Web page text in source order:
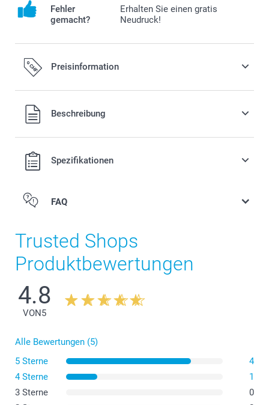
Fehler
gemacht?
Erhalten Sie einen gratis
Neudruck!
Preisinformation
Alle Preise verstehen sich in Schweizer Franken (CHF) inkl.
MwSt. und zzgl. Versandkosten.
Beschreibung
Spezifikationen
FAQ
Trusted Shops
Produktbewertungen
4.8
VON 5
Alle Bewertungen (5)
5 Sterne
4
4 Sterne
1
3 Sterne
0